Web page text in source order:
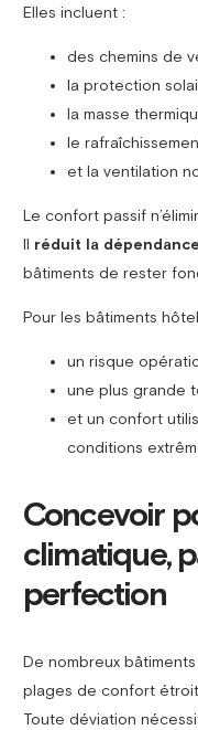
Elles incluent :
des chemins de
la protection
la masse
le
et la ventilation
Le confort passif
Il réduit la
bâtiments de rester
Pour les bâtiments
un risque
une plus grande
et un confort
conditions
Concevoir
climatique,
perfection
De nombreux
plages de confort
Toute déviation